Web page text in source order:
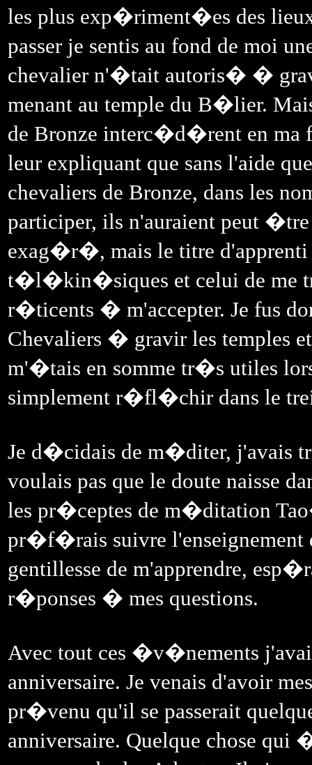
les plus exp�riment�es des
passer je sentis au fond de moi
chevalier n'�tait autoris� �
menant au temple du B�lier.
de Bronze interc�d�rent en ma
leur expliquant que sans l'aide
chevaliers de Bronze, dans les
participer, ils n'auraient peut
exag�r�, mais le titre
t�l�kin�siques et celui de me
r�ticents � m'accepter. Je fus
Chevaliers � gravir les temples
m'�tais en somme tr�s utiles
simplement r�fl�chir dans le
Je d�cidais de m�diter, j'avais
voulais pas que le doute naisse
les pr�ceptes de m�ditation
pr�f�rais suivre l'enseignement
gentillesse de m'apprendre,
r�ponses � mes questions.
Avec tout ces �v�nements
anniversaire. Je venais d'avoir
pr�venu qu'il se passerait
anniversaire. Quelque chose qui